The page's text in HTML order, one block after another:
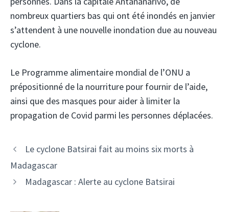
nombreux quartiers bas qui ont été inondés en janvier
s’attendent à une nouvelle inondation due au nouveau
cyclone.
Le Programme alimentaire mondial de l’ONU a
prépositionné de la nourriture pour fournir de l’aide,
ainsi que des masques pour aider à limiter la
propagation de Covid parmi les personnes déplacées.
Navigation
des
Le cyclone Batsirai fait au moins six morts à
Madagascar
Madagascar : Alerte au cyclone Batsirai